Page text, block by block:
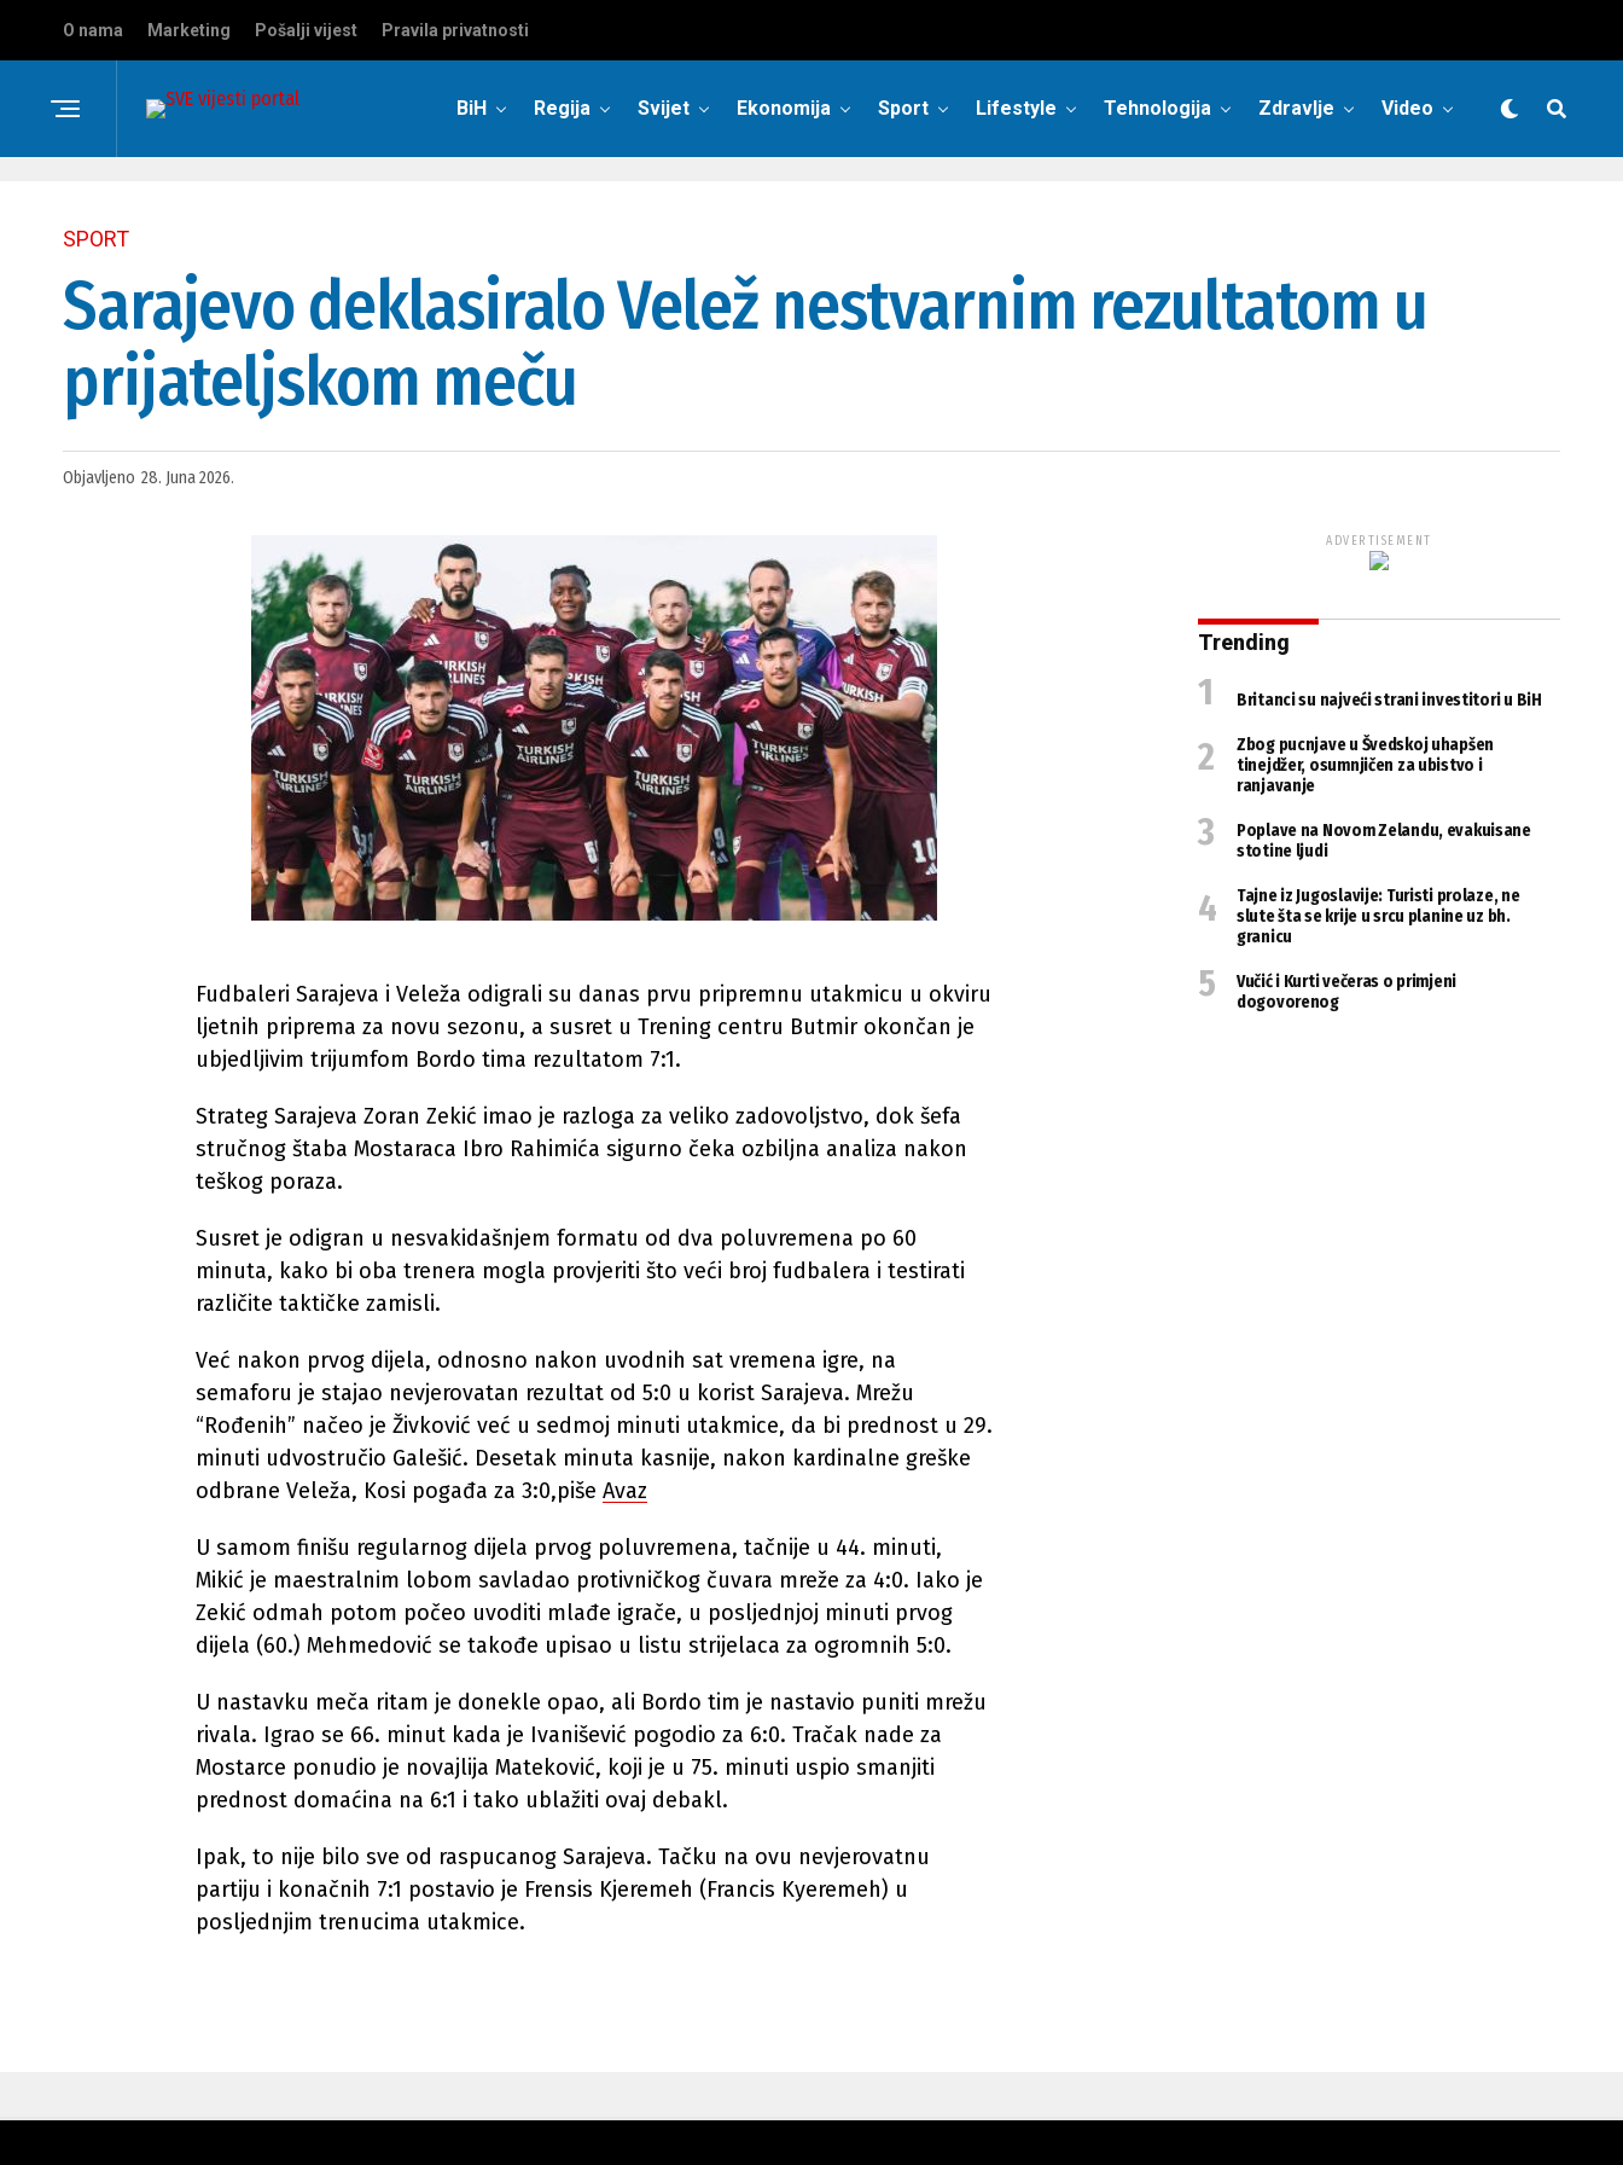
O nama Marketing Pošalji vijest Pravila privatnosti
BiH Regija Svijet Ekonomija Sport Lifestyle Tehnologija Zdravlje Video
SPORT
Sarajevo deklasiralo Velež nestvarnim rezultatom u
prijateljskom meču
Objavljeno 28. Juna 2026.
Fudbaleri Sarajeva i Veleža odigrali su danas prvu pripremnu utakmicu u okviru
ljetnih priprema za novu sezonu, a susret u Trening centru Butmir okončan je
ubjedljivim trijumfom Bordo tima rezultatom 7:1.
Strateg Sarajeva Zoran Zekić imao je razloga za veliko zadovoljstvo, dok šefa
stručnog štaba Mostaraca Ibro Rahimića sigurno čeka ozbiljna analiza nakon
teškog poraza.
Susret je odigran u nesvakidašnjem formatu od dva poluvremena po 60
minuta, kako bi oba trenera mogla provjeriti što veći broj fudbalera i testirati
različite taktičke zamisli.
Već nakon prvog dijela, odnosno nakon uvodnih sat vremena igre, na
semaforu je stajao nevjerovatan rezultat od 5:0 u korist Sarajeva. Mrežu
“Rođenih” načeo je Živković već u sedmoj minuti utakmice, da bi prednost u 29.
minuti udvostručio Galešić. Desetak minuta kasnije, nakon kardinalne greške
odbrane Veleža, Kosi pogađa za 3:0,piše Avaz
U samom finišu regularnog dijela prvog poluvremena, tačnije u 44. minuti,
Mikić je maestralnim lobom savladao protivničkog čuvara mreže za 4:0. Iako je
Zekić odmah potom počeo uvoditi mlađe igrače, u posljednjoj minuti prvog
dijela (60.) Mehmedović se takođe upisao u listu strijelaca za ogromnih 5:0.
U nastavku meča ritam je donekle opao, ali Bordo tim je nastavio puniti mrežu
rivala. Igrao se 66. minut kada je Ivanišević pogodio za 6:0. Tračak nade za
Mostarce ponudio je novajlija Mateković, koji je u 75. minuti uspio smanjiti
prednost domaćina na 6:1 i tako ublažiti ovaj debakl.
Ipak, to nije bilo sve od raspucanog Sarajeva. Tačku na ovu nevjerovatnu
partiju i konačnih 7:1 postavio je Frensis Kjeremeh (Francis Kyeremeh) u
posljednjim trenucima utakmice.
ADVERTISEMENT
Trending
Britanci su najveći strani investitori u BiH
Zbog pucnjave u Švedskoj uhapšen
tinejdžer, osumnjičen za ubistvo i
ranjavanje
Poplave na Novom Zelandu, evakuisane
stotine ljudi
Tajne iz Jugoslavije: Turisti prolaze, ne
slute šta se krije u srcu planine uz bh.
granicu
Vučić i Kurti večeras o primjeni
dogovorenog